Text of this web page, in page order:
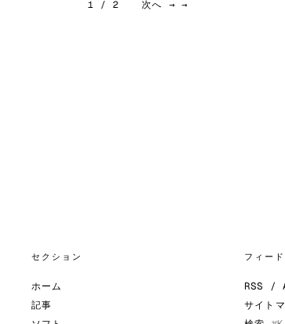
1 / 2 次へ → →
セクション
ホーム
記事
フィード
RSS /
サイト